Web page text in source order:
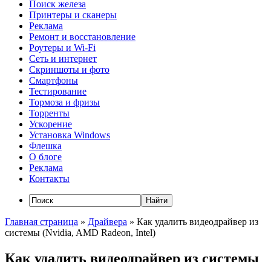
Поиск железа
Принтеры и сканеры
Реклама
Ремонт и восстановление
Роутеры и Wi-Fi
Сеть и интернет
Скриншоты и фото
Смартфоны
Тестирование
Тормоза и фризы
Торренты
Ускорение
Установка Windows
Флешка
О блоге
Реклама
Контакты
Главная страница » Драйвера » Как удалить видеодрайвер из
системы (Nvidia, AMD Radeon, Intel)
Как удалить видеодрайвер из системы